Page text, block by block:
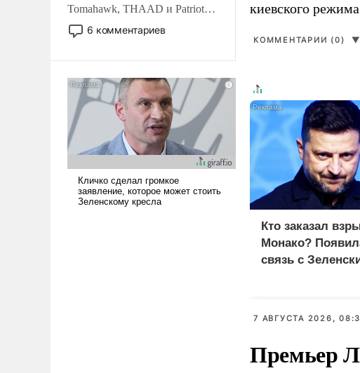
Tomahawk, THAAD и Patriot
США потребуется более трех
лет. Даже небольшая война с
Сложившаяся ситуация
означает многолетний период
уязвимости США, например,
перед Китаем.
6 комментариев
киевского
КОММЕНТАРИИ (0) ▼
Кто заказал
Монако?
связь с
7 АВГУСТА 2026,
Премьер